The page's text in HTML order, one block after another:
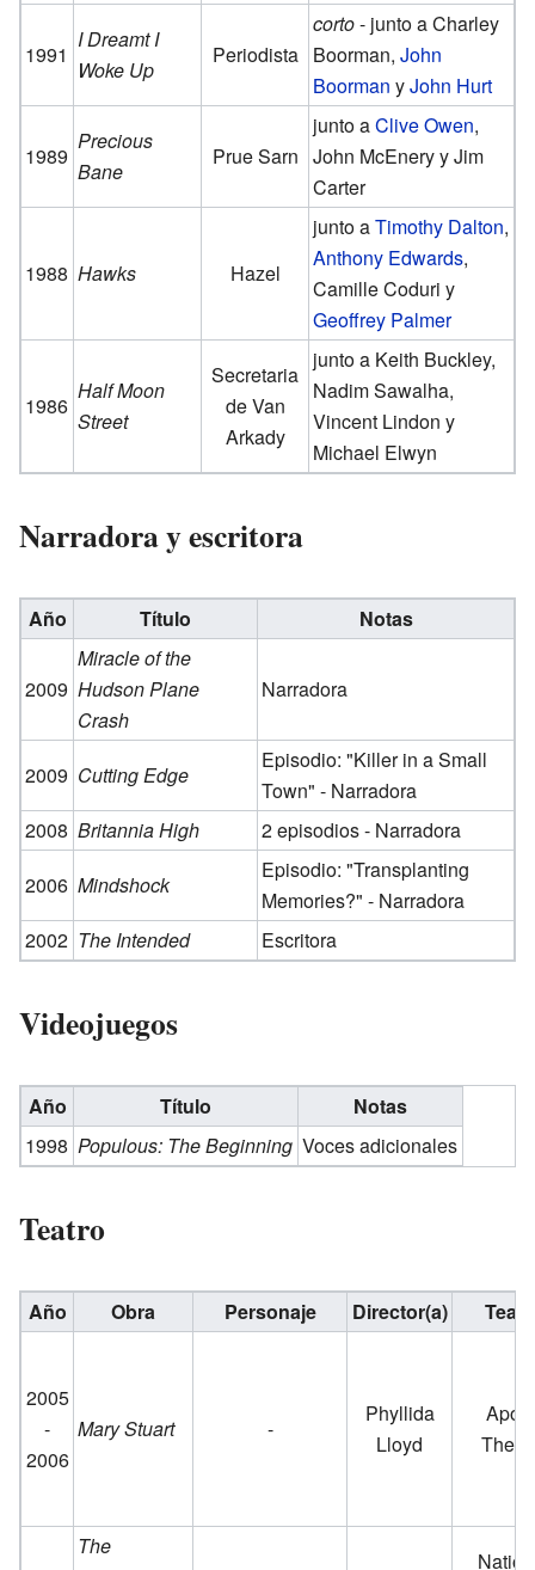
1991
I Dreamt I
Woke Up
Periodista
corto- junto a Charley
Boorman,John
Boorman yJohn Hurt
1989
Precious
Bane
Prue Sarn
junto aClive Owen,
John McEnery y Jim
Carter
1988 Hawks Hazel
junto aTimothy Dalton,
Anthony Edwards,
Camille Coduri y
Geoffrey Palmer
1986
Half Moon
Street
Secretaria
de Van
Arkady
junto a Keith Buckley,
Nadim Sawalha,
Vincent Lindon y
Michael Elwyn
Narradora y escritora
Año Título Notas
2009
Miracle of the
Hudson Plane
Crash
Narradora
2009 Cutting Edge
Episodio: "Killer in a Small
Town" - Narradora
2008 Britannia High
2 episodios - Narradora
2006 Mindshock
Episodio: "Transplanting
Memories?" - Narradora
2002 The Intended Escritora
Videojuegos
Año Título
Notas
1998 Populous: The Beginning Voces adicionales
Teatro
Año Obra Personaje Director(a)
2005
-
2006
Mary Stuart -
Phyllida
Lloyd
The